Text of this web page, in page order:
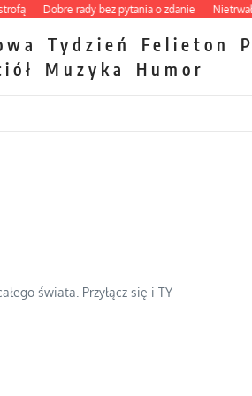
Dobre rady bez pytania o zdanie Nietrwałość
Tydzień Felieton
Muzyka Humor
świata. Przyłącz się i TY